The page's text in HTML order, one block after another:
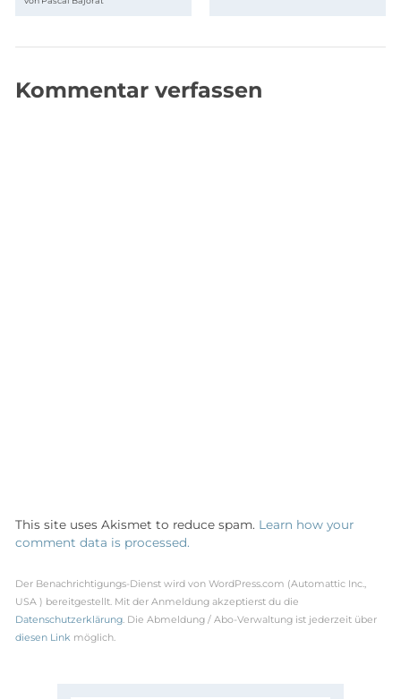
Kommentar verfassen
This site uses Akismet to reduce spam. Learn how your
comment data is processed.
Der Benachrichtigungs-Dienst wird von WordPress.com (Automattic Inc.,
USA ) bereitgestellt. Mit der Anmeldung akzeptierst du die
Datenschutzerklärung. Die Abmeldung / Abo-Verwaltung ist jederzeit über
diesen Link möglich.